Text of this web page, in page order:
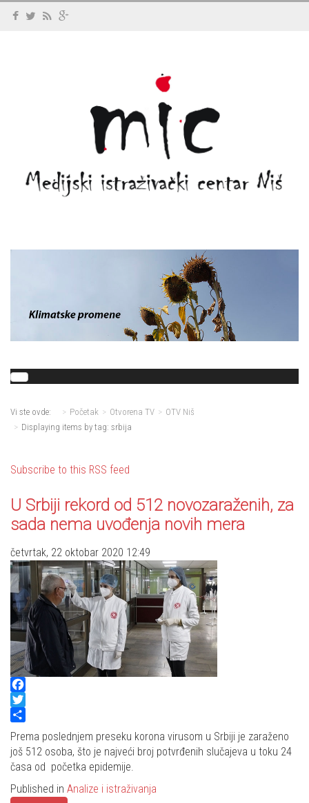
Vi ste ovde: Početak Otvorena TV
OTV Niš
Displaying items by tag: srbija
Subscribe to this RSS feed
U Srbiji rekord od 512 novozaraženih, za
sada nema uvođenja novih mera
četvrtak, 22 oktobar 2020 12:49
Facebook
Twitter
Share
Prema poslednjem preseku korona virusom u Srbiji je zaraženo
još 512 osoba, što je najveći broj potvrđenih slučajeva u toku 24
časa od početka epidemije.
Published in Analize i istraživanja